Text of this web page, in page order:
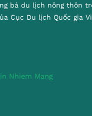
bá du lịch nông thôn
Cục Du lịch Quốc gia